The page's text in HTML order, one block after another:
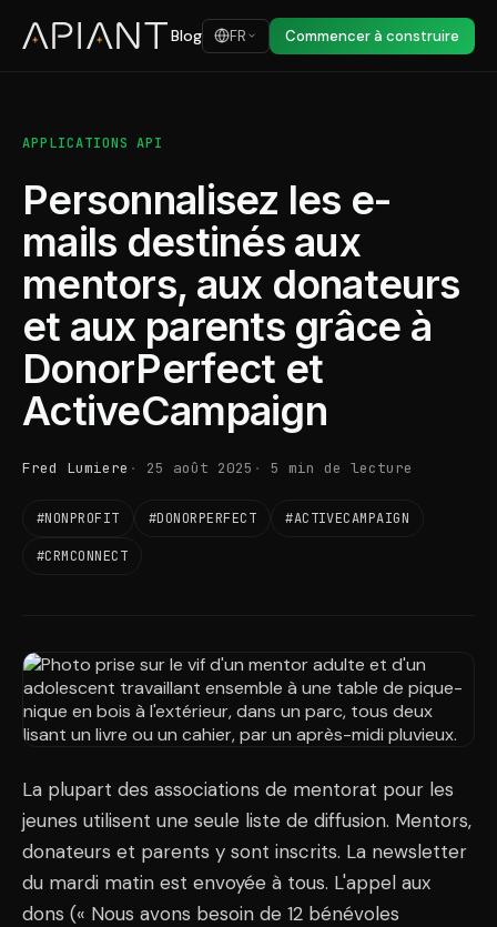
Blog FR Commencer à construire
APPLICATIONS API
Personnalisez les e-
mails destinés aux
mentors, aux donateurs
et aux parents grâce à
DonorPerfect et
ActiveCampaign
Fred Lumiere 25 août 2025 5 min de lecture
#NONPROFIT #DONORPERFECT #ACTIVECAMPAIGN
#CRMCONNECT
La plupart des associations de mentorat pour les
jeunes utilisent une seule liste de diffusion. Mentors,
donateurs et parents y sont inscrits. La newsletter
du mardi matin est envoyée à tous. L'appel aux
dons (« Nous avons besoin de 12 bénévoles